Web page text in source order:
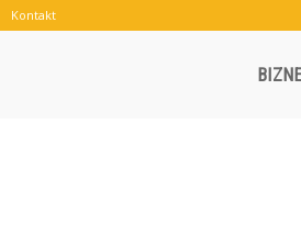
Kontakt